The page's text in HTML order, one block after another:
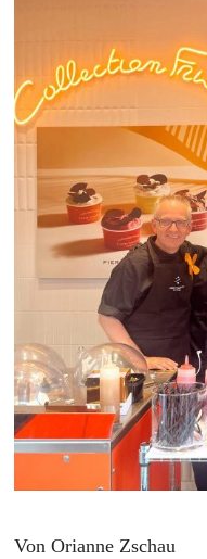
Von Orianne Zschau